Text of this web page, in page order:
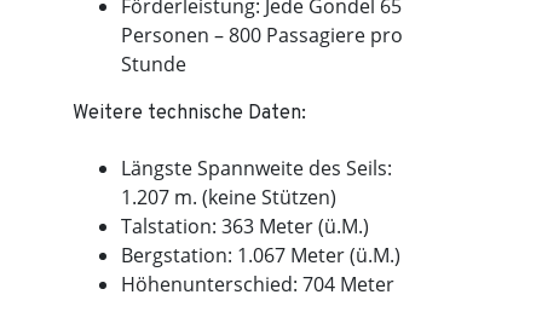
Förderleistung: Jede Gondel 65
Personen – 800 Passagiere pro
Stunde
Weitere technische Daten:
Längste Spannweite des Seils:
1.207 m. (keine Stützen)
Talstation: 363 Meter (ü.M.)
Bergstation: 1.067 Meter (ü.M.)
Höhenunterschied: 704 Meter